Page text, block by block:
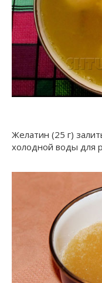
Желатин (25 г)
холодной воды для